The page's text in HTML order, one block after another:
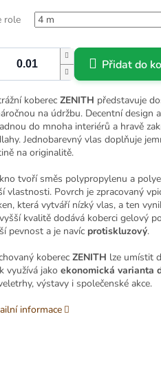
role
Přidat do
koberec ZENITH představuje
na údržbu. Decentní design
do mnoha interiérů a hravě
Jednobarevný vlas doplňuje
na originalitě.
tvoří směs polypropylenu a
vlastnosti. Povrch je zpracovaný
která vytváří nízký vlas, a ten
kvalitě dodává koberci gelový
pevnost a je navíc protiskluzový.
koberec ZENITH lze umístit
využívá jako ekonomická varianta
výstavy i společenské akce.
informace